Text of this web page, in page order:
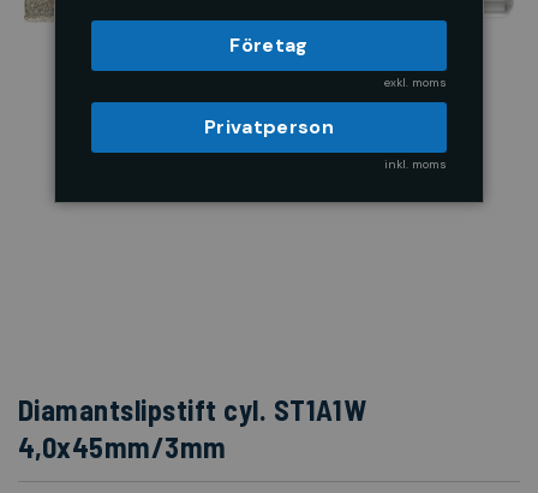
Diamantslipstift cyl. ST1A1W
4,0x45mm/3mm
Företag
exkl. moms
Privatperson
inkl. moms